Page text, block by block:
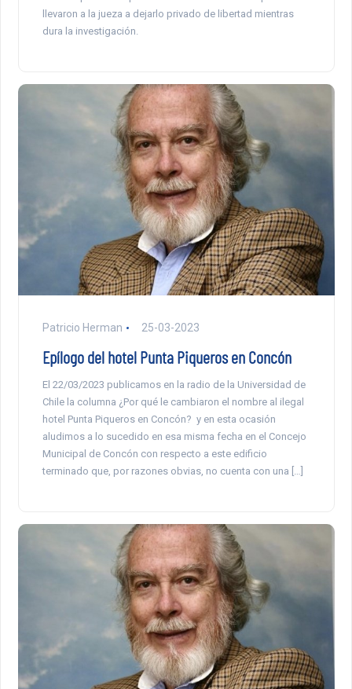
llevaron a la jueza a dejarlo privado de libertad mientras
dura la investigación.
Patricio Herman 25-03-2023
Epílogo del hotel Punta Piqueros en Concón
El 22/03/2023 publicamos en la radio de la Universidad de
Chile la columna ¿Por qué le cambiaron el nombre al ilegal
hotel Punta Piqueros en Concón? y en esta ocasión
aludimos a lo sucedido en esa misma fecha en el Concejo
Municipal de Concón con respecto a este edificio
terminado que, por razones obvias, no cuenta con una […]